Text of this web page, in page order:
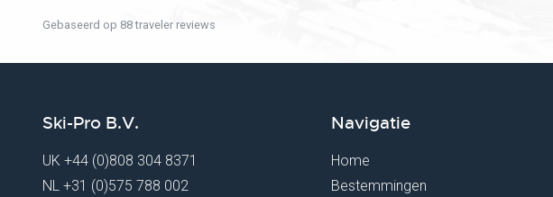
Gebaseerd op 88 traveler reviews
Ski-Pro B.V.
UK +44 (0)808 304 8371
NL +31 (0)575 788 002
Navigatie
Home
Bestemmingen